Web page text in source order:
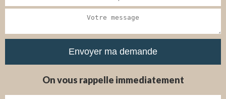
On vous rappelle immediatement